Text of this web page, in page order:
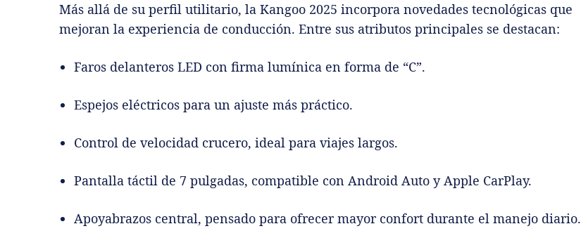
Más allá de su perfil utilitario, la Kangoo 2025 incorpora novedades tecnológicas que
mejoran la experiencia de conducción. Entre sus atributos principales se destacan:
Faros delanteros LED con firma lumínica en forma de “C”.
Espejos eléctricos para un ajuste más práctico.
Control de velocidad crucero, ideal para viajes largos.
Pantalla táctil de 7 pulgadas, compatible con Android Auto y Apple CarPlay.
Apoyabrazos central, pensado para ofrecer mayor confort durante el manejo diario.